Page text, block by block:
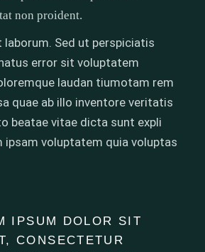
non proident.
Sed ut perspiciatis
error sit voluptatem
laudan tiumotam rem
quae ab illo inventore veritatis
beatae vitae dicta sunt expli
ipsam voluptatem quia voluptas
IPSUM DOLOR SIT
CONSECTETUR